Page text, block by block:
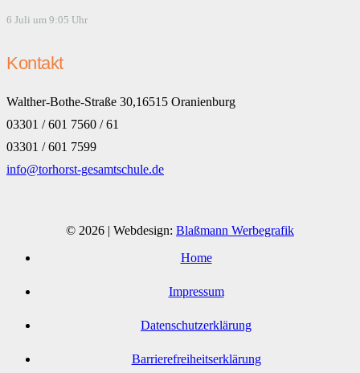
6 Juli um 9:05 Uhr
Kontakt
Walther-Bothe-Straße 30,16515 Oranienburg
03301 / 601 7560 / 61
03301 / 601 7599
info@torhorst-gesamtschule.de
© 2026 | Webdesign: Blaßmann Werbegrafik
Home
Impressum
Datenschutzerklärung
Barrierefreiheitserklärung